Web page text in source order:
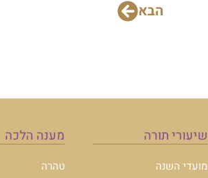
הבא
שיעורי תורה
מועדי השנה
מענה הלכה
טהרה